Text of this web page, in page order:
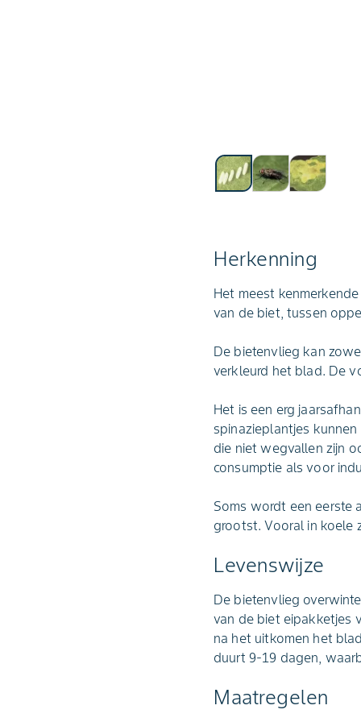
Herkenning
Het meest
van de biet, tussen
De bietenvlieg kan
verkleurd het blad. De
Het is een erg
spinazieplantjes
die niet wegvallen zijn
consumptie als voor
Soms wordt een eerste
grootst. Vooral in koele
Levenswijze
De bietenvlieg
van de biet eipakketjes
na het uitkomen het
duurt 9-19 dagen,
Maatregelen